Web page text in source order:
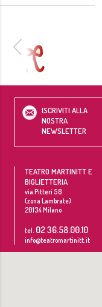
ISCRIVITI ALLA
NOSTRA
NEWSLETTER
TEATRO MARTINITT E
BIGLIETTERIA
via Pitteri 58
(zona Lambrate)
20134Milano
tel. 02 36.58.00.10
info@teatromartinitt.it